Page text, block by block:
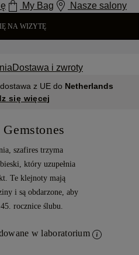
My Bag Nasze salony
NA WIZYTĘ
Dostawa i zwroty
z UE do Netherlands
się więcej
szafires trzyma
który uzupełnia
Te klejnoty mają
i są obdarzone, aby
rocznice ślubu.
w laboratorium